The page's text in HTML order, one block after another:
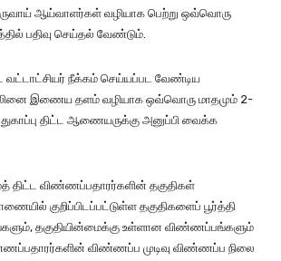
ஆய்வாளர்கள் வழியாக பெற்று ஒவ்வொரு
பதிவு செய்தல் வேண்டும்.
வட்டாட்சியர் நீக்கம் செய்யப்பட வேண்டிய
இணைய தளம் வழியாக ஒவ்வொரு மாதமும் 2-
திட்ட ஆணையருக்கு அனுப்பி வைக்க
திட்ட விண்ணப்பதாரர்களின் தகுதிகள்
குறிப்பிடப்பட்டுள்ள தகுதிகளைப் பூர்த்தி
தகுதியின்மைக்கு உள்ளான விண்ணப்பங்களும்
விண்ணப்ப முடிவு விண்ணப்ப நிலை